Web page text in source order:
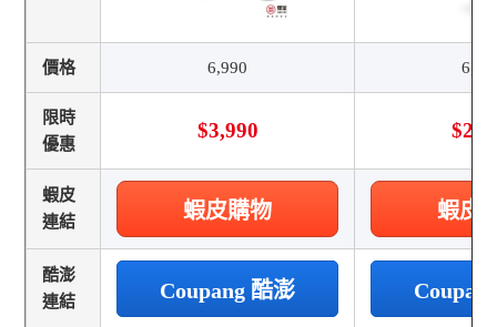
價格 6,990
限時
優惠
$3,990
蝦皮
連結
蝦皮購物 蝦皮
酷澎
連結
Coupang 酷澎